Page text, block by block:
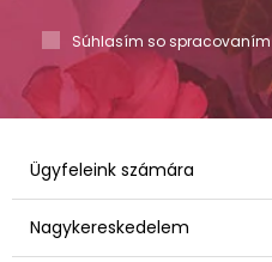
Súhlasím so spracovaním
Ügyfeleink számára
Nagykereskedelem